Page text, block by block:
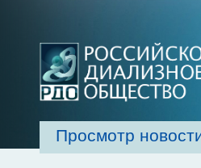
Главная
Просмотр